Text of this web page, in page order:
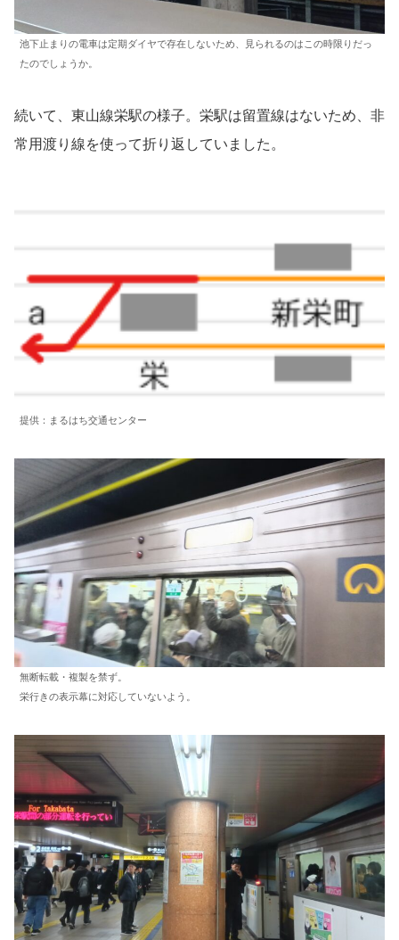
池下止まりの電車は定期ダイヤで存在しないため、見られるのはこの時限りだっ
たのでしょうか。
続いて、東山線栄駅の様子。栄駅は留置線はないため、非
常用渡り線を使って折り返していました。
提供：まるはち交通センター
無断転載・複製を禁ず。
栄行きの表示幕に対応していないよう。